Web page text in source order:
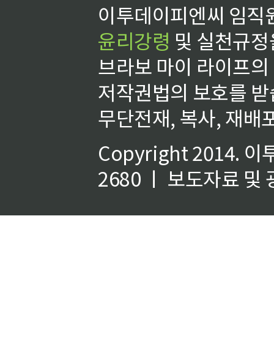
이투데이피엔씨 임
윤리강령 및 실천규
브라보 마이 라이프
저작권법의 보호를
무단전재, 복사, 재배
Copyright 2014. 이
2680 ㅣ 보도자료